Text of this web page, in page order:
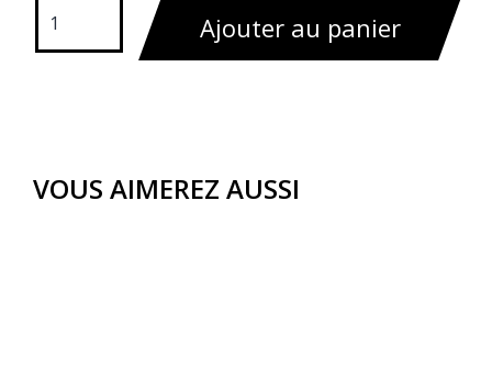
Ajouter au panier
VOUS AIMEREZ AUSSI